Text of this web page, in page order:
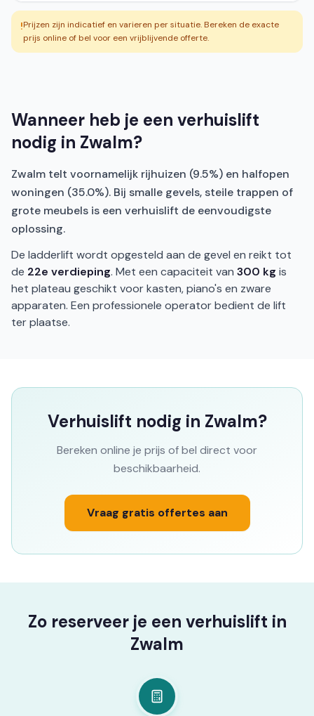
!Prijzen zijn indicatief en varieren per situatie. Bereken de exacte
prijs online of bel voor een vrijblijvende offerte.
Wanneer heb je een verhuislift
nodig in Zwalm?
Zwalm telt voornamelijk rijhuizen (9.5%) en halfopen
woningen (35.0%). Bij smalle gevels, steile trappen of
grote meubels is een verhuislift de eenvoudigste
oplossing.
De ladderlift wordt opgesteld aan de gevel en reikt tot
de 22e verdieping. Met een capaciteit van 300 kg is
het plateau geschikt voor kasten, piano's en zware
apparaten. Een professionele operator bedient de lift
ter plaatse.
Verhuislift nodig in Zwalm?
Bereken online je prijs of bel direct voor
beschikbaarheid.
Vraag gratis offertes aan
Zo reserveer je een verhuislift in
Zwalm